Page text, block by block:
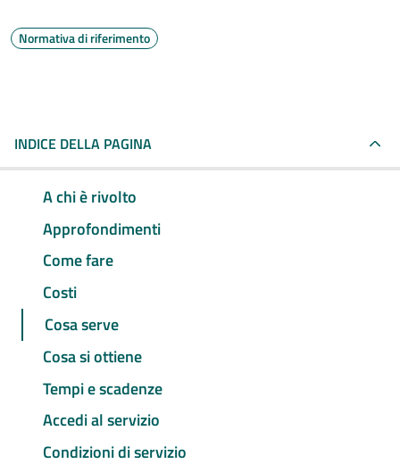
Normativa di riferimento
INDICE DELLA PAGINA
A chi è rivolto
Approfondimenti
Come fare
Costi
Cosa serve
Cosa si ottiene
Tempi e scadenze
Accedi al servizio
Condizioni di servizio